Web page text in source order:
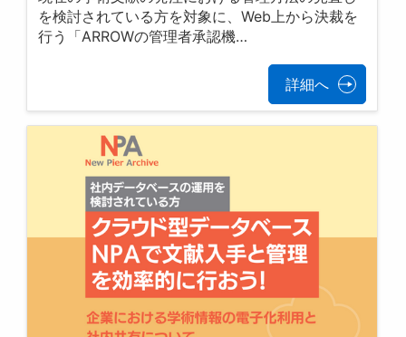
を検討されている方を対象に、Web上から決裁を
行う「ARROWの管理者承認機…
詳細へ